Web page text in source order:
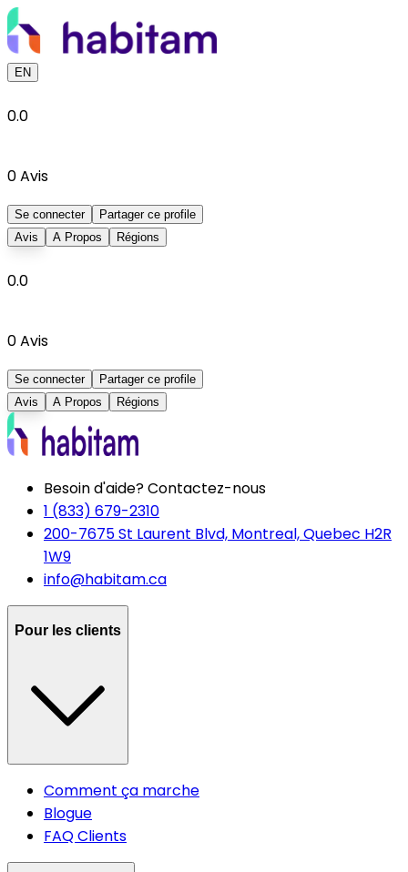
EN
0.0
0Avis
Se connecter
Partager ce profile
Avis
A Propos Régions
0.0
0Avis
Se connecter
Partager ce profile
Avis
A Propos Régions
Besoin d'aide? Contactez-nous
1 (833) 679-2310
200-7675 St Laurent Blvd, Montreal, Quebec H2R
1W9
info@habitam.ca
Pour les clients
Comment ça marche
Blogue
FAQ Clients